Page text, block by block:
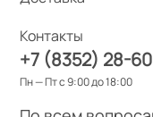
Контакты
+7 (8352) 28-
Пн — Пт с 9:00 до 18:00